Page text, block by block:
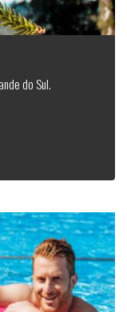
do Sul.